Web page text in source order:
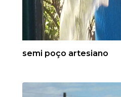
semi poço artesiano